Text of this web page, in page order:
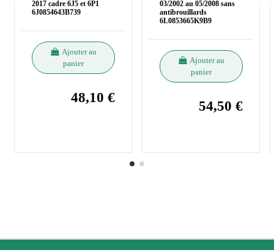
2017 cadre 6J5 et 6P1
6J0854643B739
Ajouter au
panier
48,10 €
03/2002 au 05/2008 sans
antibrouillards
6L0853665K9B9
Ajouter au
panier
54,50 €